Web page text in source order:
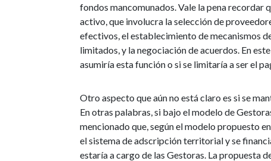
fondos mancomunados. Vale la pena recordar
activo, que involucra la selección de
efectivos, el establecimiento de mecanismos
limitados, y la negociación de acuerdos. En
asumiría esta función o si se limitaría a ser el
Otro aspecto que aún no está claro es si se
En otras palabras, si bajo el modelo de
mencionado que, según el modelo propuesto
el sistema de adscripción territorial y se
estaría a cargo de las Gestoras. La propuesta